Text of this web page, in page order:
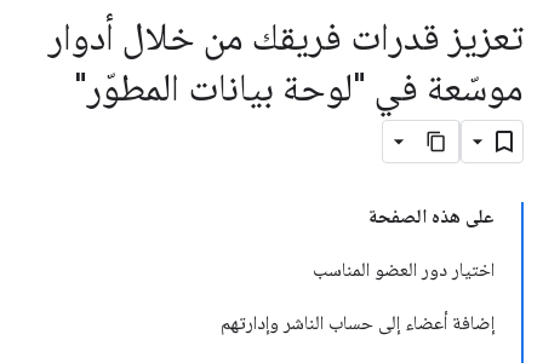
تعزيز قدرات فريقك من خلال أدوار
موسّعة في "لوحة بيانات المطوّر"
على هذه الصفحة
اختيار دور العضو المناسب
إضافة أعضاء إلى حساب الناشر وإدارتهم